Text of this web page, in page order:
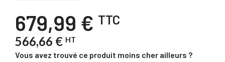
679,99 € TTC
566,66 € HT
Vous avez trouvé ce produit moins cher ailleurs ?